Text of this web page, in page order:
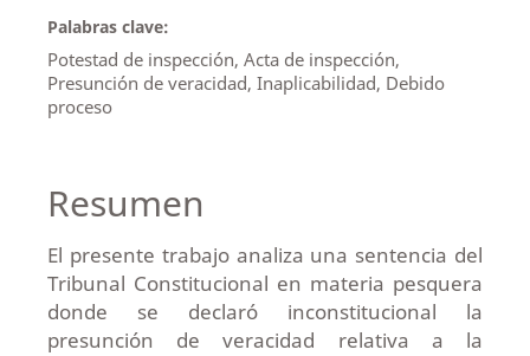
Palabras clave:
Potestad de inspección, Acta de inspección,
Presunción de veracidad, Inaplicabilidad, Debido
proceso
Resumen
El presente trabajo analiza una sentencia del
Tribunal Constitucional en materia pesquera
donde se declaró inconstitucional la
presunción de veracidad relativa a la